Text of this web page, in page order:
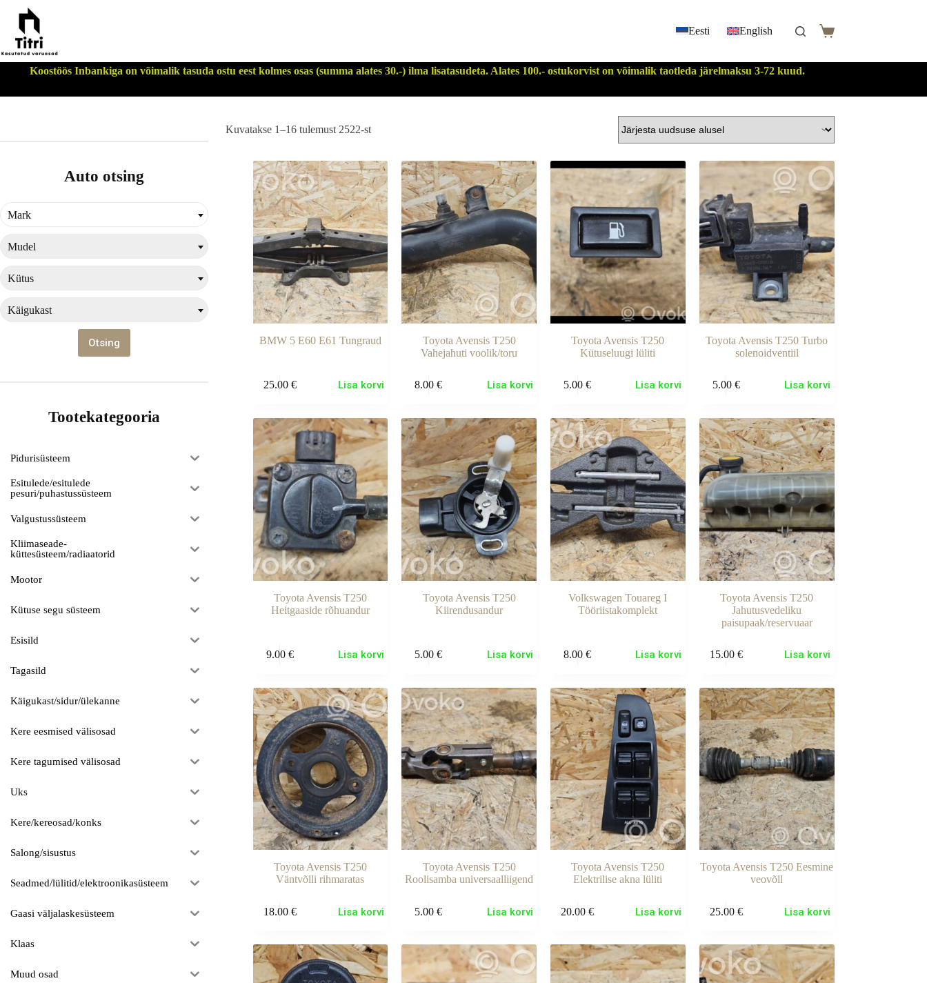
content
Eesti English
Shopping
Koostöös Inbankiga on võimalik tasuda ostu eest kolmes osas (summa alates 30.-) ilma lisatasudeta. Alates 100.- ostukorvist on võimalik taotleda järelmaksu 3-72 kuud.
Kuvatakse 1–16 tulemust 2522-stSorditud
BMW 5 E60 E61 Tungraud
25.00 € Lisa korvi
Toyota Avensis T250
Vahejahuti voolik/toru
8.00€ Lisa korvi
Toyota Avensis T250
Kütuseluugi lüliti
5.00€ Lisa korvi
Toyota Avensis T250 Turbo
solenoidventiil
5.00 € Lisa korvi
Toyota Avensis T250
Heitgaaside rõhuandur
9.00 € Lisa korvi
Toyota Avensis T250
Kiirendusandur
5.00€ Lisa korvi
Volkswagen Touareg I
Tööriistakomplekt
8.00€ Lisa korvi
Toyota Avensis T250
Jahutusvedeliku
paisupaak/reservuaar
15.00 € Lisa korvi
Toyota Avensis T250
Väntvõlli rihmaratas
18.00 € Lisa korvi
Toyota Avensis T250
Roolisamba universaalliigend
5.00€ Lisa korvi
Toyota Avensis T250
Elektrilise akna lüliti
20.00€ Lisa korvi
Toyota Avensis T250 Eesmine
veovõll
25.00 € Lisa korvi
Auto otsing
Mark
Mudel
Kütus
Käigukast
Tootekategooria
Pidurisüsteem
Esitulede/esitulede
pesuri/puhastussüsteem
Valgustussüsteem
Kliimaseade-
küttesüsteem/radiaatorid
Mootor
Kütuse segu süsteem
Esisild
Tagasild
Käigukast/sidur/ülekanne
Kere eesmised välisosad
Kere tagumised välisosad
Uks
Kere/kereosad/konks
Salong/sisustus
Seadmed/lülitid/elektroonikasüsteem
Gaasi väljalaskesüsteem
Klaas
Muud osad